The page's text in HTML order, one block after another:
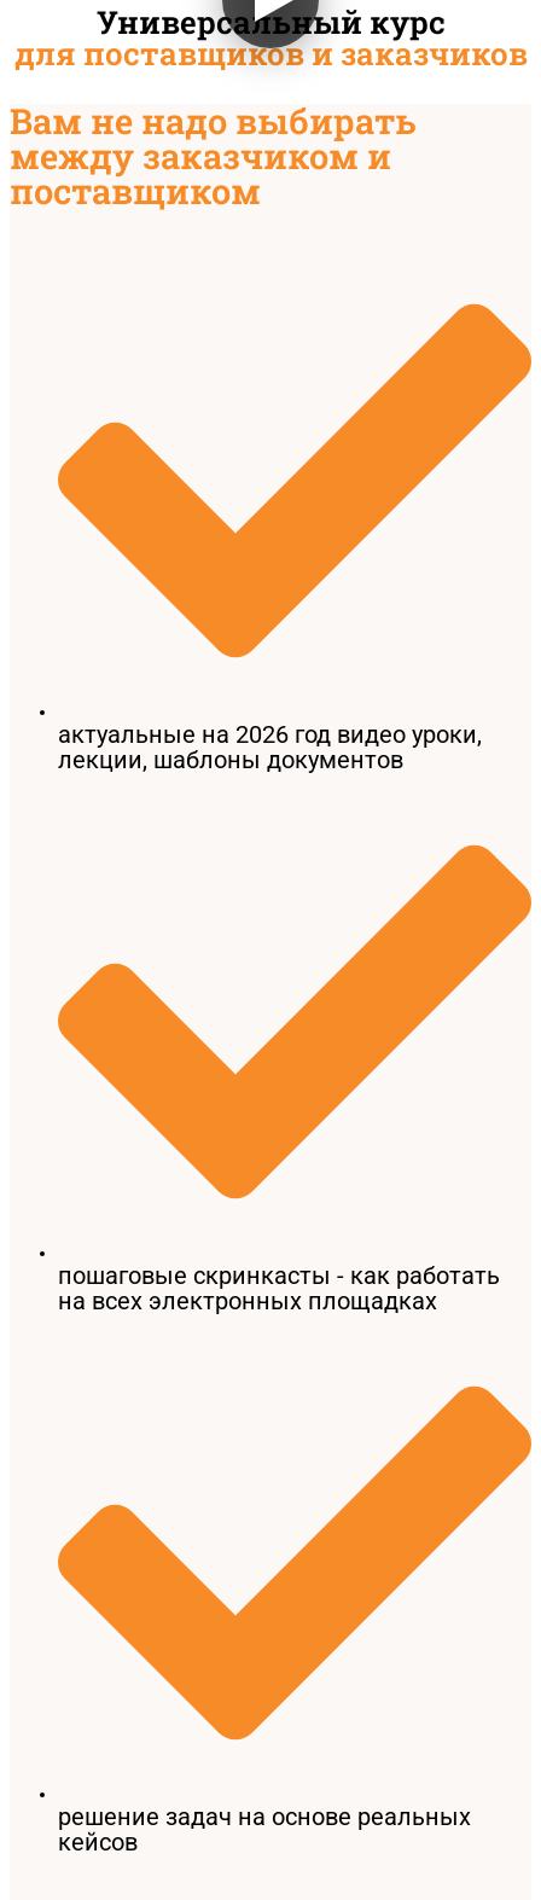
Универсальный курс
для поставщиков и заказчиков
Вам не надо выбирать
между заказчиком и
поставщиком
актуальные на 2026 год видео уроки,
лекции, шаблоны документов​
пошаговые скринкасты - как работать
на всех электронных площадках
решение задач на основе реальных
кейсов